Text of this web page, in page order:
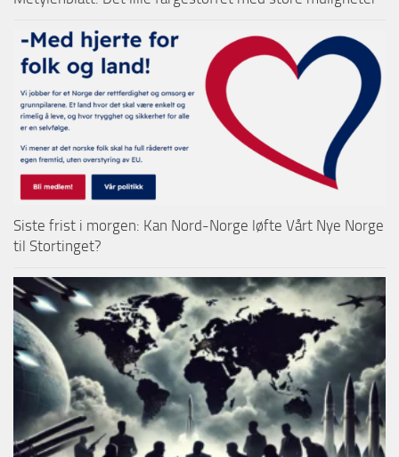
Siste frist i morgen: Kan Nord-Norge løfte Vårt Nye Norge
til Stortinget?